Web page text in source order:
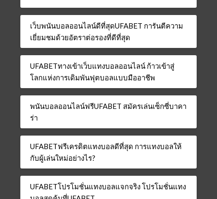
เว็บพนันบอลออนไลน์ดีที่สุดUFABET การันตีความ
เยี่ยมชมด้วยอัตราต่อรองที่ดีที่สุด
UFABETทางเข้าเว็บแทงบอลออนไลน์ ก้าวเข้าสู่
โลกแห่งการเดิมพันฟุตบอลแบบมืออาชีพ
พนันบอลออนไลน์ฟรีUFABET สมัครเล่นเซ็กซี่บาคา
ร่า
UFABETฟรีเครดิตแทงบอลดีที่สุด การแทงบอลให้
กับผู้เล่นใหม่อย่างไร?
UFABETโปรโมชั่นแทงบอลแจกจริง โปรโมชั่นแทง